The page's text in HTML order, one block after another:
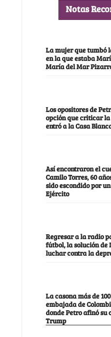
Notas
La mujer que tumbó
en la que estaba
María del Mar
Los opositores de
opción que criticar
entró a la Casa
Así encontraron el
Camilo Torres, 60
sido escondido por
Ejército
Regresar a la radio
fútbol, la solución
luchar contra la
La casona más de
embajada de
donde Petro afinó su
Trump